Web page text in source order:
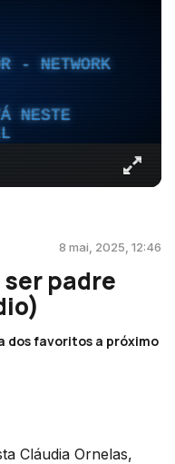
- NETWORK
NESTE
8 mai, 2025, 12:46
padre
dos favoritos a próximo
Cláudia Ornelas,